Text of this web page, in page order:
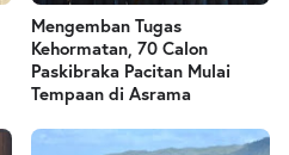
Mengemban Tugas
Kehormatan, 70 Calon
Paskibraka Pacitan Mulai
Tempaan di Asrama